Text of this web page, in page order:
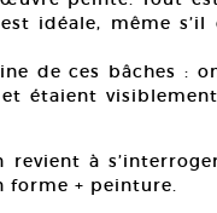
idéale, même
de ces bâches :
étaient
à
forme + peinture.